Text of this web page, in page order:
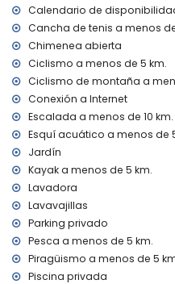
Instalaciones y servicios
de la villa
Plancha y tabla de
Ropa de cama y toallas
Servicio de recepción y
Calefacción por aire y
Instalaciones y servicios con
Cama extra y cama/
Entretenimiento y
en Jávea, Costa Blanca
Discoteca, bar y paseo
de 5 kilómetros de la
Lugares de interés y cultura
Calendario de
Cancha de tenis a menos
Chimenea abierta
Ciclismo a menos de 5 km.
Ciclismo de montaña a
Conexión a Internet
Escalada a menos de 10 km.
Esquí acuático a menos de
Jardín
Kayak a menos de 5 km.
Lavadora
Lavavajillas
Parking privado
Pesca a menos de 5 km.
Piragüismo a menos de 5
Piscina privada